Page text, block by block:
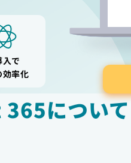
で
効率化
について